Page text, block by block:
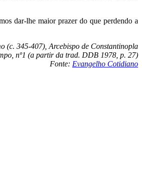
dar-lhe maior prazer do que perdendo a
(c. 345-407), Arcebispo de Constantinopla
nº1 (a partir da trad. DDB 1978, p. 27)
Fonte: Evangelho Cotidiano